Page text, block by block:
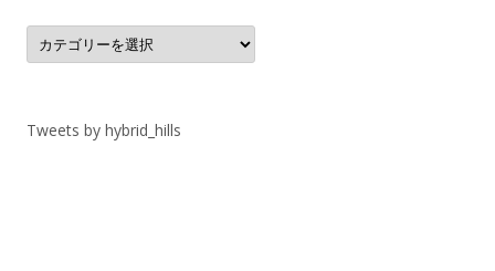
カ
テ
ゴ
Tweets by hybrid_hills